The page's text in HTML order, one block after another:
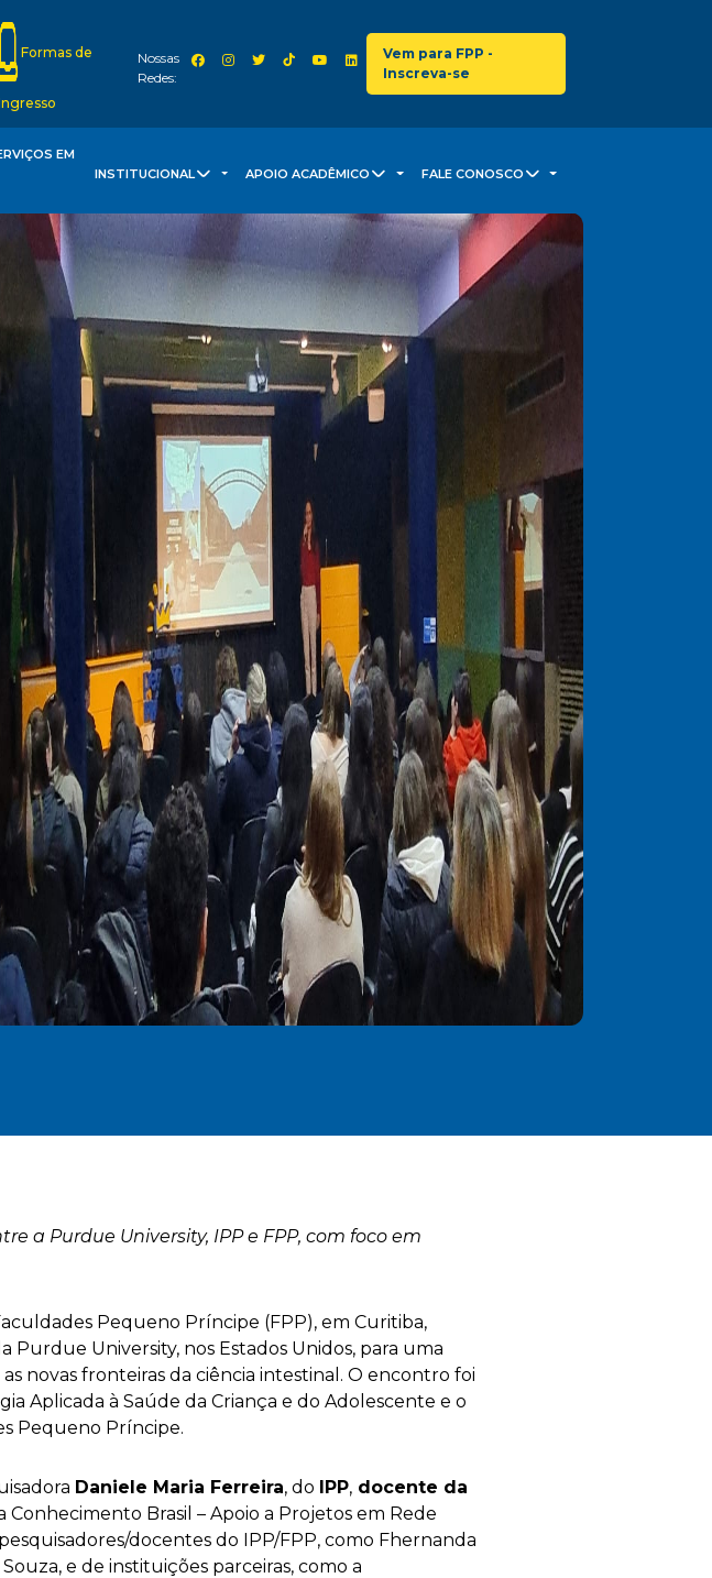
Formas de
Nossas
Redes:
Vem para FPP -
Inscreva-se
EM
INSTITUCIONAL APOIO ACADÊMICO FALE CONOSCO
a Purdue University, IPP e FPP, com foco em
Pequeno Príncipe (FPP), em Curitiba,
Purdue University, nos Estados Unidos, para uma
novas fronteiras da ciência intestinal. O encontro foi
Aplicada à Saúde da Criança e do Adolescente e o
Pequeno Príncipe.
Daniele Maria Ferreira, do IPP, docente da
Brasil – Apoio a Projetos em Rede
docentes do IPP/FPP, como Fhernanda
e de instituições parceiras, como a